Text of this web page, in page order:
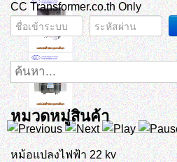
CC Transformer.co.th Only
หมวดหมู่สินค้า
หม้อแปลงไฟฟ้า 22 kv